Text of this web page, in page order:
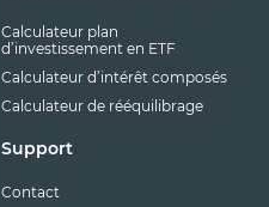
Calculateur plan
d’investissement en ETF
Calculateur d’intérêt composés
Calculateur de rééquilibrage
Support
Contact